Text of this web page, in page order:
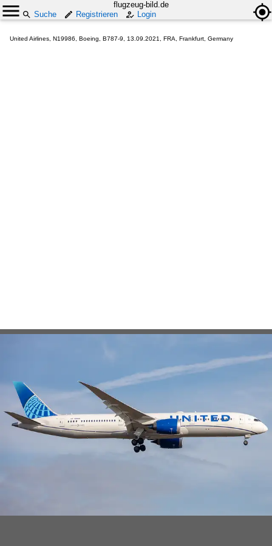
flugzeug-bild.de
Suche
Registrieren Login
United Airlines, N19986, Boeing, B787-9, 13.09.2021, FRA, Frankfurt, Germany